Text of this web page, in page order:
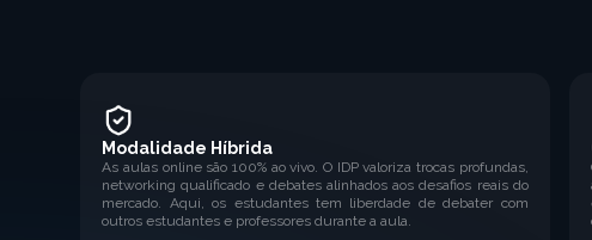
Modalidade Híbrida
As aulas online são 100% ao vivo. O IDP valoriza trocas profundas,
networking qualificado e debates alinhados aos desafios reais do
mercado. Aqui, os estudantes tem liberdade de debater com
outros estudantes e professores durante a aula.